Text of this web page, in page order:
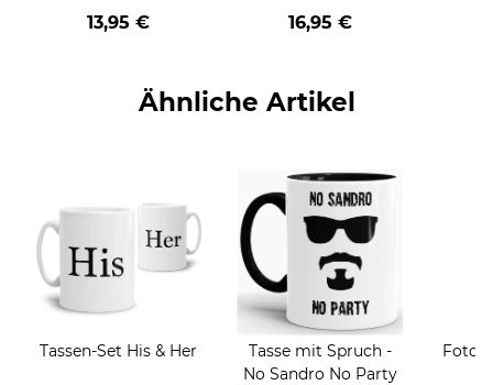
Heldin - Innen &
Henkel Rosa - mit
13,95 €
Beschriften mit
Namen für Oma -
16,95 €
Ähnliche Artikel
Tassen-Set His & Her
Tasse mit Spruch -
No Sandro No Party